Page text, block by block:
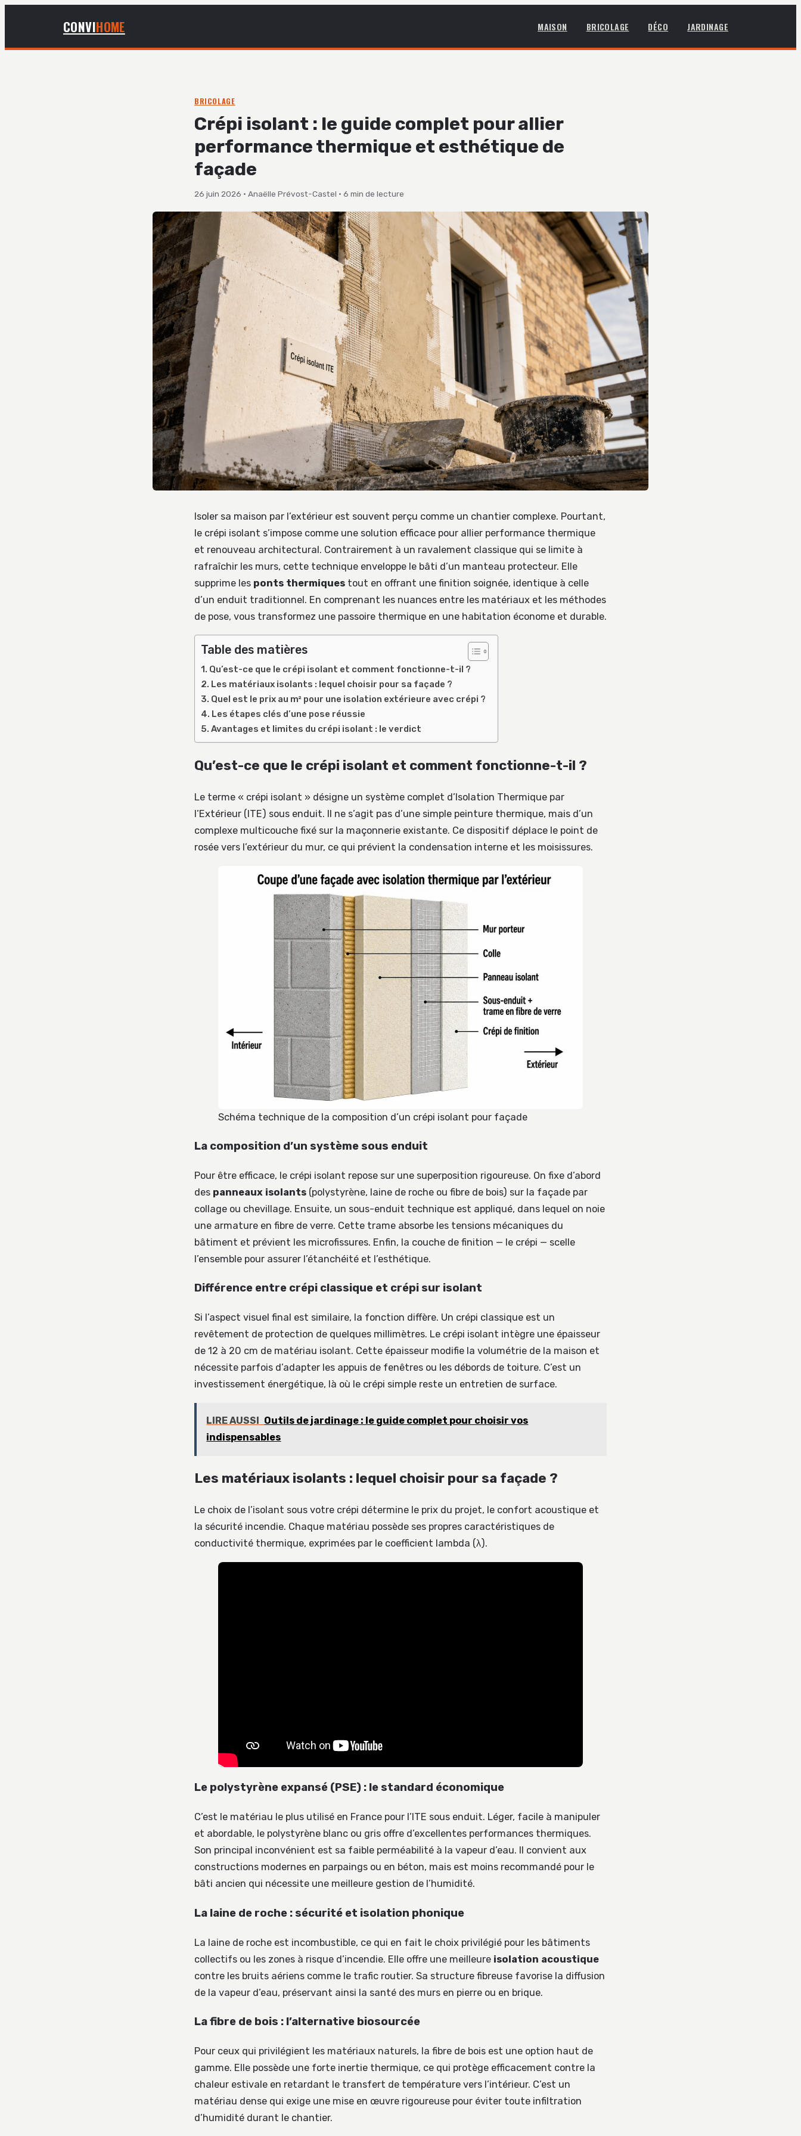
CONVIHOME MAISON BRICOLAGE DÉCO JARDINAGE
BRICOLAGE
Crépi isolant : le guide complet pour allier
performance thermique et esthétique de
façade
26 juin 2026 · Anaëlle Prévost-Castel · 6 min de lecture
Isoler sa maison par l’extérieur est souvent perçu comme un chantier complexe. Pourtant,
le crépi isolant s’impose comme une solution efficace pour allier performance thermique
et renouveau architectural. Contrairement à un ravalement classique qui se limite à
rafraîchir les murs, cette technique enveloppe le bâti d’un manteau protecteur. Elle
supprime les ponts thermiques tout en offrant une finition soignée, identique à celle
d’un enduit traditionnel. En comprenant les nuances entre les matériaux et les méthodes
de pose, vous transformez une passoire thermique en une habitation économe et durable.
Table des matières
Qu’est-ce que le crépi isolant et comment fonctionne-t-il ?
Les matériaux isolants : lequel choisir pour sa façade ?
Quel est le prix au m² pour une isolation extérieure avec crépi ?
Les étapes clés d’une pose réussie
Avantages et limites du crépi isolant : le verdict
Qu’est-ce que le crépi isolant et comment fonctionne-t-il ?
Le terme « crépi isolant » désigne un système complet d’Isolation Thermique par
l’Extérieur (ITE) sous enduit. Il ne s’agit pas d’une simple peinture thermique, mais d’un
complexe multicouche fixé sur la maçonnerie existante. Ce dispositif déplace le point de
rosée vers l’extérieur du mur, ce qui prévient la condensation interne et les moisissures.
Schéma technique de la composition d’un crépi isolant pour façade
La composition d’un système sous enduit
Pour être efficace, le crépi isolant repose sur une superposition rigoureuse. On fixe d’abord
des panneaux isolants (polystyrène, laine de roche ou fibre de bois) sur la façade par
collage ou chevillage. Ensuite, un sous-enduit technique est appliqué, dans lequel on noie
une armature en fibre de verre. Cette trame absorbe les tensions mécaniques du
bâtiment et prévient les microfissures. Enfin, la couche de finition — le crépi — scelle
l’ensemble pour assurer l’étanchéité et l’esthétique.
Différence entre crépi classique et crépi sur isolant
Si l’aspect visuel final est similaire, la fonction diffère. Un crépi classique est un
revêtement de protection de quelques millimètres. Le crépi isolant intègre une épaisseur
de 12 à 20 cm de matériau isolant. Cette épaisseur modifie la volumétrie de la maison et
nécessite parfois d’adapter les appuis de fenêtres ou les débords de toiture. C’est un
investissement énergétique, là où le crépi simple reste un entretien de surface.
LIRE AUSSI
Outils de jardinage : le guide complet pour choisir vos
indispensables
Les matériaux isolants : lequel choisir pour sa façade ?
Le choix de l’isolant sous votre crépi détermine le prix du projet, le confort acoustique et
la sécurité incendie. Chaque matériau possède ses propres caractéristiques de
conductivité thermique, exprimées par le coefficient lambda (λ).
Le polystyrène expansé (PSE) : le standard économique
C’est le matériau le plus utilisé en France pour l’ITE sous enduit. Léger, facile à manipuler
et abordable, le polystyrène blanc ou gris offre d’excellentes performances thermiques.
Son principal inconvénient est sa faible perméabilité à la vapeur d’eau. Il convient aux
constructions modernes en parpaings ou en béton, mais est moins recommandé pour le
bâti ancien qui nécessite une meilleure gestion de l’humidité.
La laine de roche : sécurité et isolation phonique
La laine de roche est incombustible, ce qui en fait le choix privilégié pour les bâtiments
collectifs ou les zones à risque d’incendie. Elle offre une meilleure isolation acoustique
contre les bruits aériens comme le trafic routier. Sa structure fibreuse favorise la diffusion
de la vapeur d’eau, préservant ainsi la santé des murs en pierre ou en brique.
La fibre de bois : l’alternative biosourcée
Pour ceux qui privilégient les matériaux naturels, la fibre de bois est une option haut de
gamme. Elle possède une forte inertie thermique, ce qui protège efficacement contre la
chaleur estivale en retardant le transfert de température vers l’intérieur. C’est un
matériau dense qui exige une mise en œuvre rigoureuse pour éviter toute infiltration
d’humidité durant le chantier.